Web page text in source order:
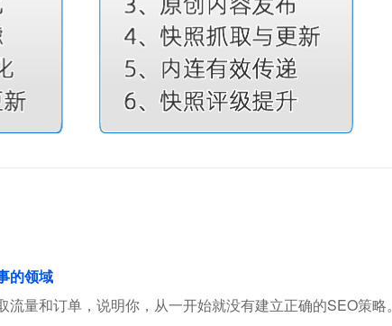
的领域
量和订单，说明你，从一开始就没有建立正确的SEO策略。